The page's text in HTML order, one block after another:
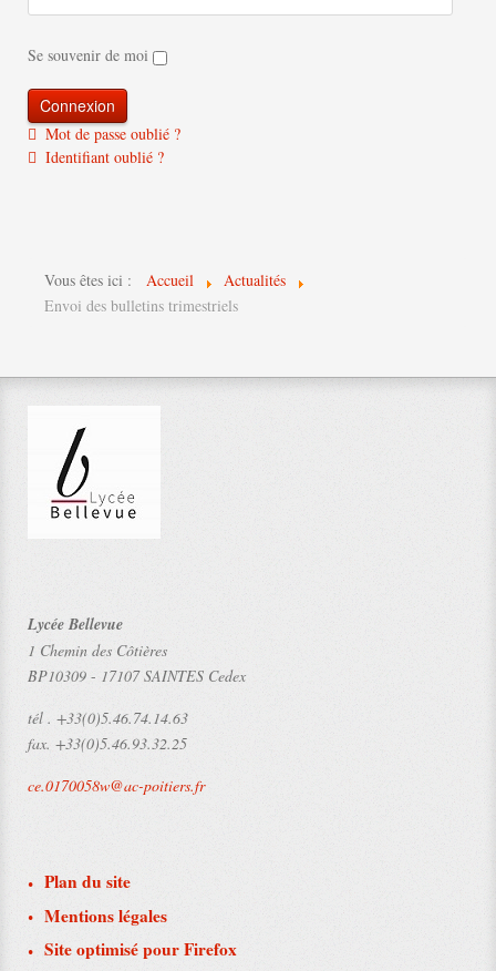
Se souvenir de moi
Mot de passe oublié ?
Identifiant oublié ?
Vous êtes ici : Accueil
Actualités
Envoi des bulletins trimestriels
Lycée Bellevue
1 Chemin des Côtières
BP10309 - 17107 SAINTES Cedex
tél . +33(0)5.46.74.14.63
fax. +33(0)5.46.93.32.25
ce.0170058w@ac-poitiers.fr
Plan du site
Mentions légales
Site optimisé pour Firefox